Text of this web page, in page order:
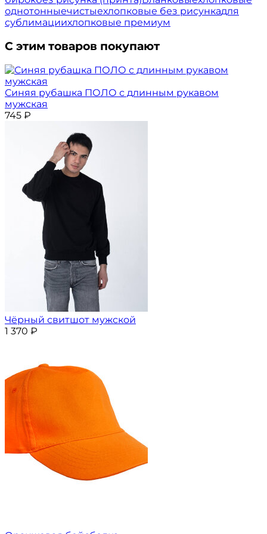
однотонныечистыехлопковые без рисункадля
сублимациихлопковые премиум
С этим товаров покупают
Синяя рубашка ПОЛО с длинным рукавом
мужская
745 ₽
Чёрный свитшот мужской
1 370 ₽